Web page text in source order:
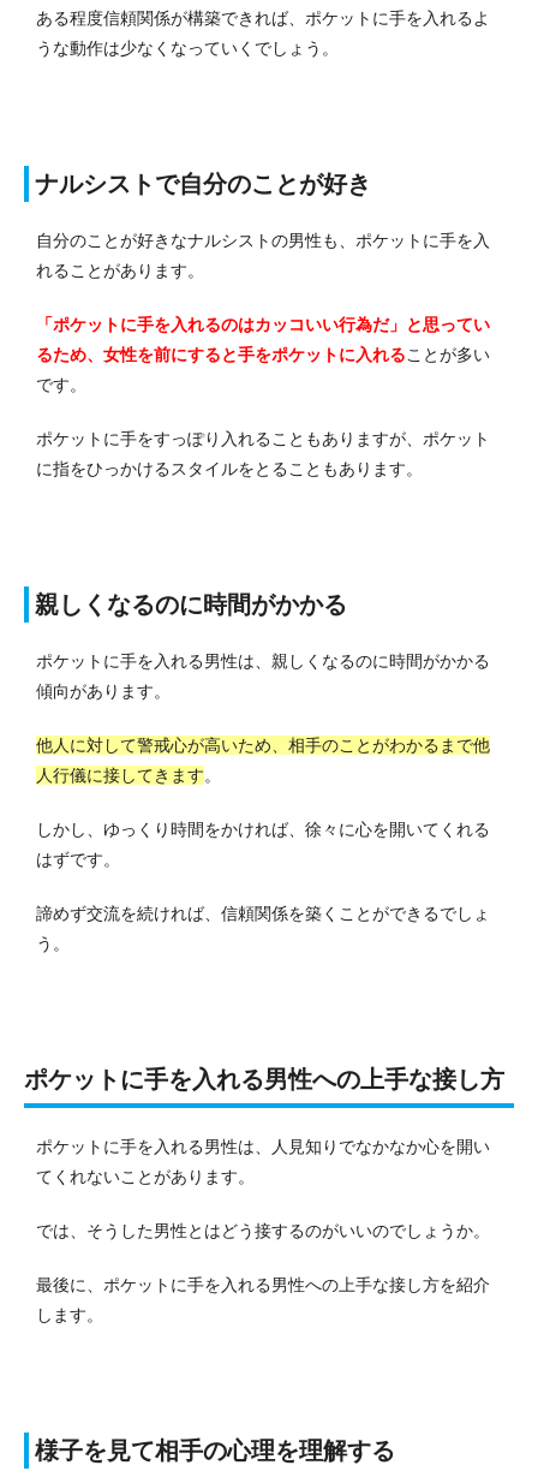
ある程度信頼関係が構築できれば、ポケットに手を入れるよ
うな動作は少なくなっていくでしょう。
ナルシストで自分のことが好き
自分のことが好きなナルシストの男性も、ポケットに手を入
れることがあります。
「ポケットに手を入れるのはカッコいい行為だ」と思ってい
るため、女性を前にすると手をポケットに入れることが多い
です。
ポケットに手をすっぽり入れることもありますが、ポケット
に指をひっかけるスタイルをとることもあります。
親しくなるのに時間がかかる
ポケットに手を入れる男性は、親しくなるのに時間がかかる
傾向があります。
他人に対して警戒心が高いため、相手のことがわかるまで他
人行儀に接してきます。
しかし、ゆっくり時間をかければ、徐々に心を開いてくれる
はずです。
諦めず交流を続ければ、信頼関係を築くことができるでしょ
う。
ポケットに手を入れる男性への上手な接し方
ポケットに手を入れる男性は、人見知りでなかなか心を開い
てくれないことがあります。
では、そうした男性とはどう接するのがいいのでしょうか。
最後に、ポケットに手を入れる男性への上手な接し方を紹介
します。
様子を見て相手の心理を理解する